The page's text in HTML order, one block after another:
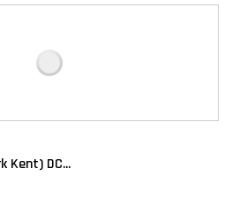
Kent) DC...